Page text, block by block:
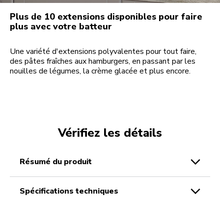
Plus de 10 extensions disponibles pour faire
plus avec votre batteur
Une variété d'extensions polyvalentes pour tout faire,
des pâtes fraîches aux hamburgers, en passant par les
nouilles de légumes, la crème glacée et plus encore.
Vérifiez les détails
résumé du produit
spécifications techniques